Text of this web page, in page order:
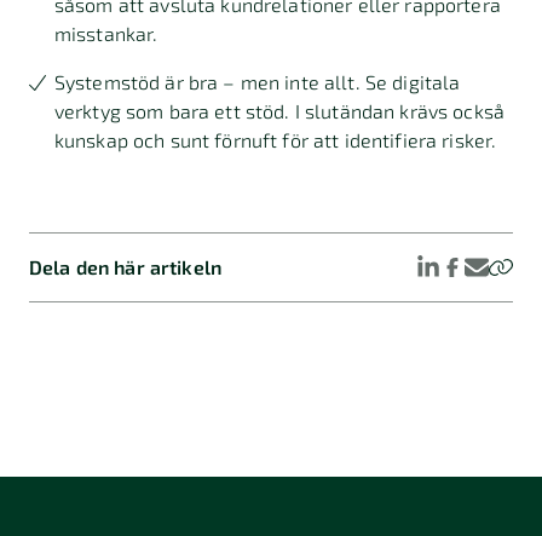
misstankar.
Systemstöd är bra – men inte allt. Se digitala
verktyg som bara ett stöd. I slutändan krävs också
kunskap och sunt förnuft för att identifiera risker.
Dela den här artikeln